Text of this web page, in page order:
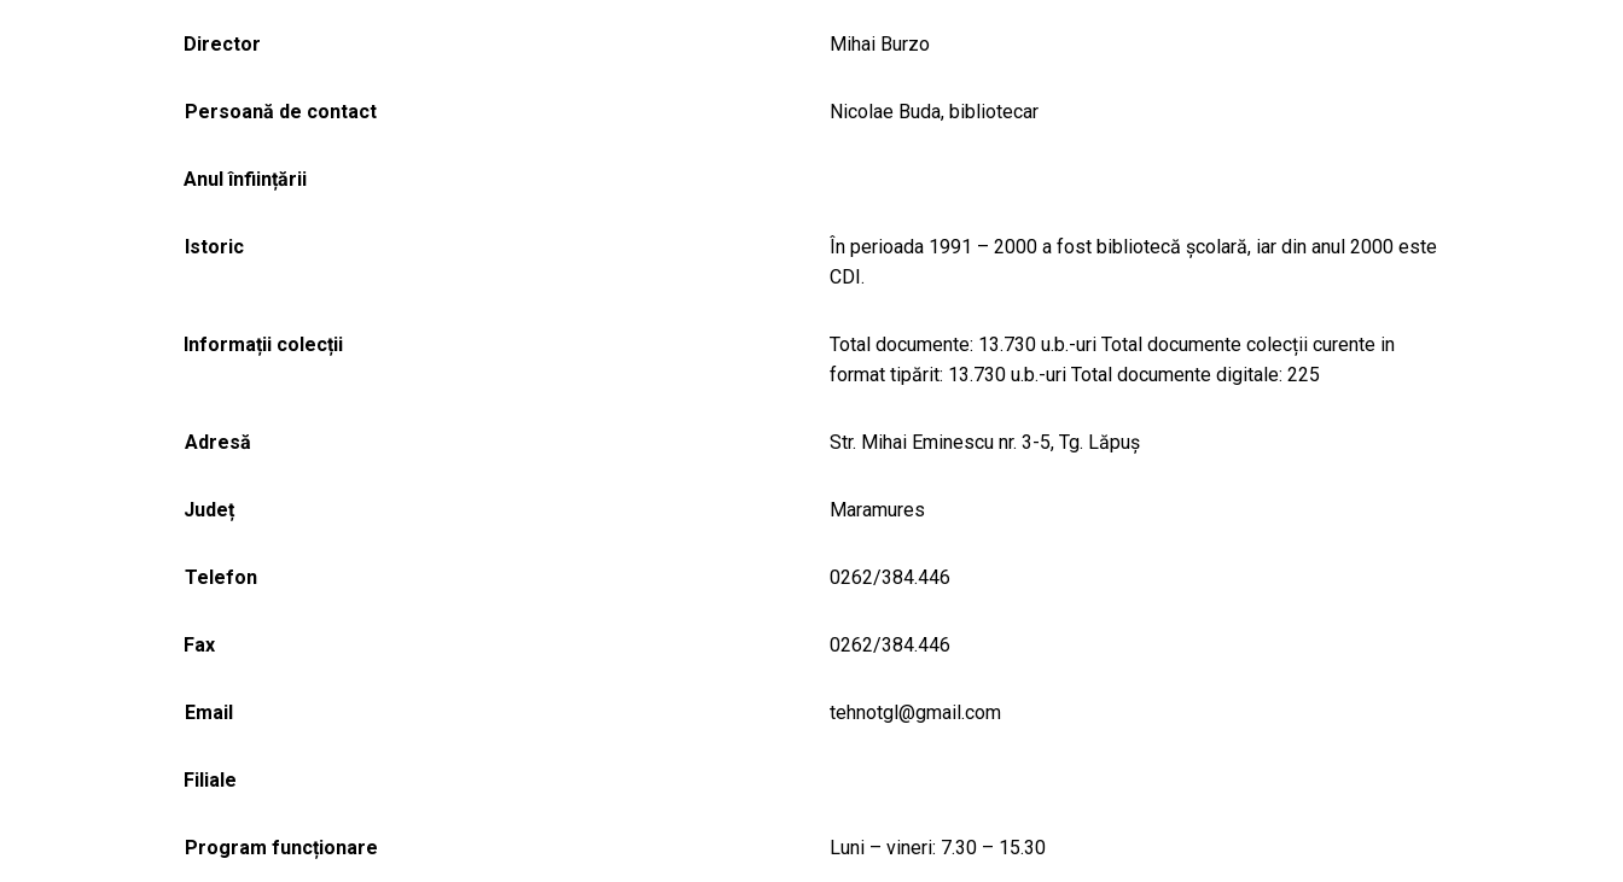
Director Mihai Burzo
Persoană de contact Nicolae Buda, bibliotecar
Anul înființării
Istoric
În perioada 1991 – 2000 a fost bibliotecă școlară, iar din anul 2000 este
CDI.
Informații colecții
Total documente: 13.730 u.b.-uri Total documente colecții curente in
format tipărit: 13.730 u.b.-uri Total documente digitale: 225
Adresă Str. Mihai Eminescu nr. 3-5, Tg. Lăpuș
Județ Maramures
Telefon 0262/384.446
Fax 0262/384.446
Email tehnotgl@gmail.com
Filiale
Program funcționare Luni – vineri: 7.30 – 15.30